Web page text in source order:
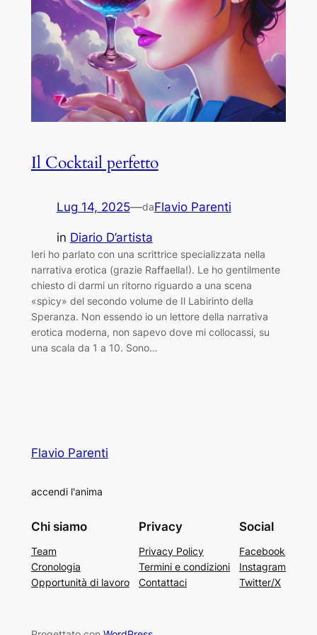
Il Cocktail perfetto
Lug 14, 2025—daFlavio Parenti
in Diario D’artista
Ieri ho parlato con una scrittrice specializzata nella
narrativa erotica (grazie Raffaella!). Le ho gentilmente
chiesto di darmi un ritorno riguardo a una scena
«spicy» del secondo volume de Il Labirinto della
Speranza. Non essendo io un lettore della narrativa
erotica moderna, non sapevo dove mi collocassi, su
una scala da 1 a 10. Sono…
Flavio Parenti
accendi l'anima
Chi siamo
Team
Cronologia
Opportunità di lavoro
Privacy
Privacy Policy
Termini e condizioni
Contattaci
Social
Facebook
Instagram
Twitter/X